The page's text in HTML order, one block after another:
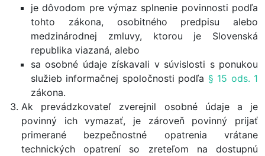
je dôvodom pre výmaz splnenie povinnosti podľa
tohto zákona, osobitného predpisu alebo
medzinárodnej zmluvy, ktorou je Slovenská
republika viazaná, alebo
sa osobné údaje získavali v súvislosti s ponukou
služieb informačnej spoločnosti podľa § 15 ods. 1
zákona.
Ak prevádzkovateľ zverejnil osobné údaje a je
povinný ich vymazať, je zároveň povinný prijať
primerané bezpečnostné opatrenia vrátane
technických opatrení so zreteľom na dostupnú